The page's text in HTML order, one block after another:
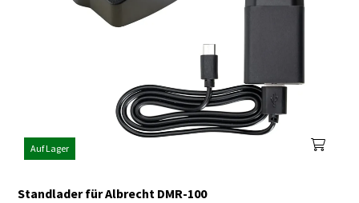
Auf Lager
Standlader für Albrecht DMR-100